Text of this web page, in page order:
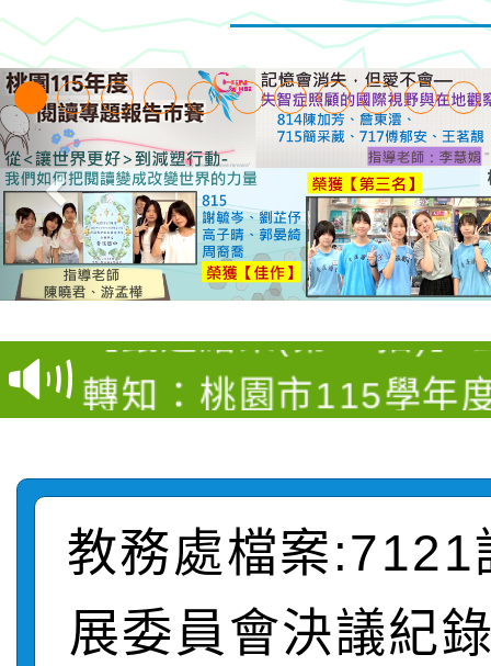
【甄選結果(第4招)】
結果(第4招)
學年度第1學期第7次代
轉知：桃園市115學年
賽實施要點
比賽實施要點」
轉知：「115年金融知
動辦法」
轉知臺中市政府政風處
城市手牽手，綠能透明
轉知：「115學年度全
教務處檔案:7121
展委員會決議紀